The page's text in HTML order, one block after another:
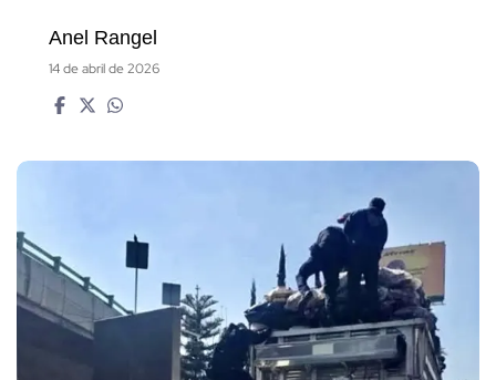
Anel Rangel
14 de abril de 2026